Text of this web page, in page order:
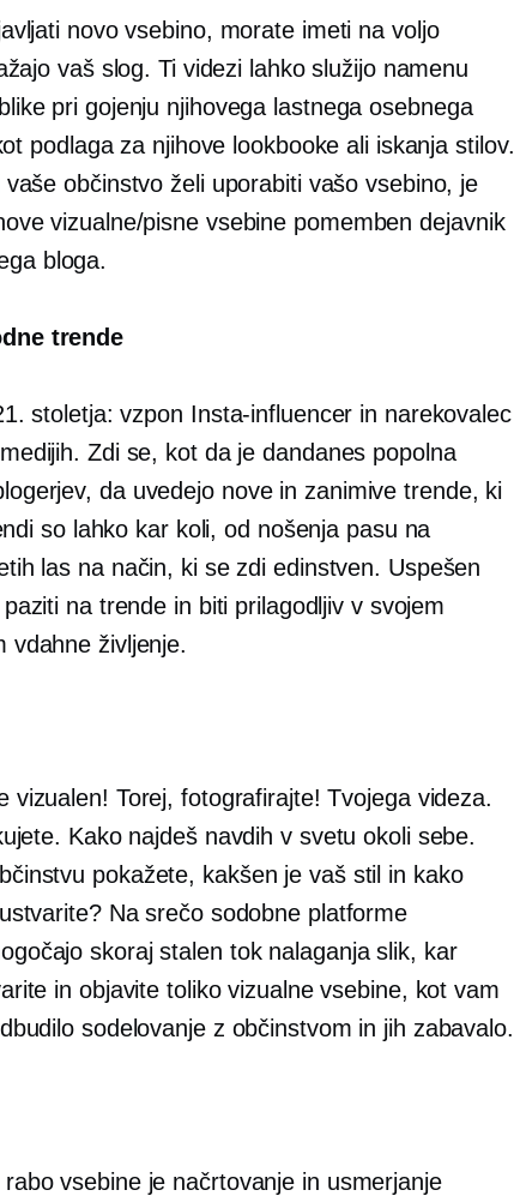
novo vsebino, morate imeti na voljo
vaš slog. Ti videzi lahko služijo namenu
pri gojenju njihovega lastnega osebnega
podlaga za njihove lookbooke ali iskanja stilov.
občinstvo želi uporabiti vašo vsebino, je
vizualne/pisne vsebine pomemben dejavnik
bloga.
trende
stoletja: vzpon Insta-influencer in narekovalec
Zdi se, kot da je dandanes popolna
da uvedejo nove in zanimive trende, ki
so lahko kar koli, od nošenja pasu na
las na način, ki se zdi edinstven. Uspešen
na trende in biti prilagodljiv v svojem
vdahne življenje.
vizualen! Torej, fotografirajte! Tvojega videza.
Kako najdeš navdih v svetu okoli sebe.
pokažete, kakšen je vaš stil in kako
Na srečo sodobne platforme
skoraj stalen tok nalaganja slik, kar
in objavite toliko vizualne vsebine, kot vam
sodelovanje z občinstvom in jih zabavalo.
vsebine je načrtovanje in usmerjanje